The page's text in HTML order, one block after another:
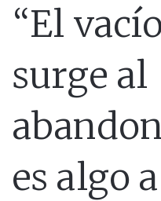
“El
surge al
es algo